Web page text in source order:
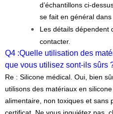
d’échantillons ci-
se fait en général dans
Les détails dépendent
contacter.
Q4 :Quelle utilisation des
que vous utilisez sont-ils sûrs
Re : Silicone médical. Oui, bien
utilisons des matériaux en
alimentaire, non toxiques et sans